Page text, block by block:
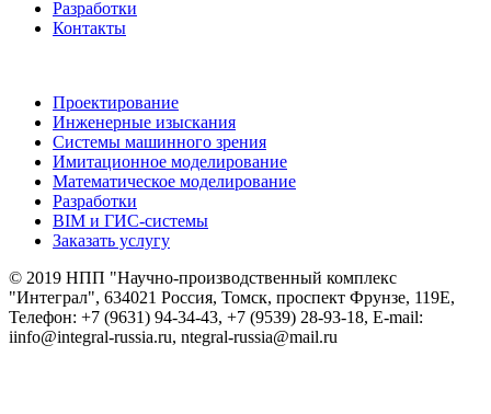
Разработки
Контакты
Проектирование
Инженерные изыскания
Системы машинного зрения
Имитационное моделирование
Математическое моделирование
Разработки
BIM и ГИС-системы
Заказать услугу
© 2019 НПП "Научно-производственный комплекс
"Интеграл", 634021 Россия, Томск, проспект Фрунзе, 119Е,
Телефон: +7 (9631) 94-34-43, +7 (9539) 28-93-18, E-mail:
iinfo@integral-russia.ru, ntegral-russia@mail.ru